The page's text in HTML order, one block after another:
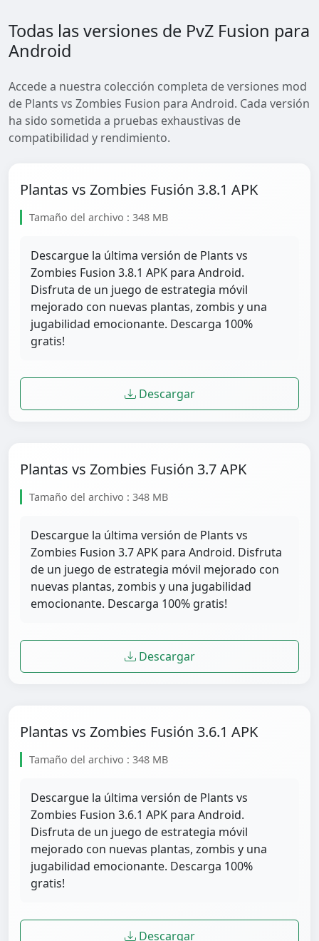
Todas las versiones de PvZ Fusion para
Android
Accede a nuestra colección completa de versiones mod
de Plants vs Zombies Fusion para Android. Cada versión
ha sido sometida a pruebas exhaustivas de
compatibilidad y rendimiento.
Plantas vs Zombies Fusión 3.8.1 APK
Tamaño del archivo : 348 MB
Descargue la última versión de Plants vs
Zombies Fusion 3.8.1 APK para Android.
Disfruta de un juego de estrategia móvil
mejorado con nuevas plantas, zombis y una
jugabilidad emocionante. Descarga 100%
gratis!
Descargar
Plantas vs Zombies Fusión 3.7 APK
Tamaño del archivo : 348 MB
Descargue la última versión de Plants vs
Zombies Fusion 3.7 APK para Android. Disfruta
de un juego de estrategia móvil mejorado con
nuevas plantas, zombis y una jugabilidad
emocionante. Descarga 100% gratis!
Descargar
Plantas vs Zombies Fusión 3.6.1 APK
Tamaño del archivo : 348 MB
Descargue la última versión de Plants vs
Zombies Fusion 3.6.1 APK para Android.
Disfruta de un juego de estrategia móvil
mejorado con nuevas plantas, zombis y una
jugabilidad emocionante. Descarga 100%
gratis!
Descargar